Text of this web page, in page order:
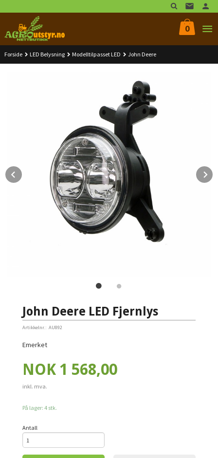
til
innholdet
0
Forside LED Belysning Modelltilpasset LED John Deere
John Deere LED Fjernlys
Artikkelnr.: AU892
Emerket
Pris
NOK 1 568,00
inkl. mva.
På lager: 4 stk.
Antall